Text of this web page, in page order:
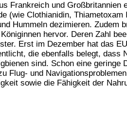
Frankreich und Großbritannien
(wie Clothianidin, Thiametoxam
Hummeln dezimieren. Zudem
hervor. Deren Zahl
Erst im Dezember hat das
die ebenfalls belegt, dass
sind. Schon eine geringe
Flug- und
sowie die Fähigkeit der